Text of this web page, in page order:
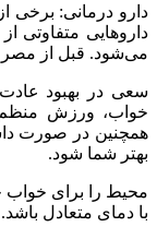
دارو درمانی: برخی
داروهایی متفاوتی
می‌شود. قبل از مصرف
سعی در بهبود
خواب، ورزش
همچنین در صورت
بهتر شما شود.
محیط را برای خواب
با دمای متعادل باشد.